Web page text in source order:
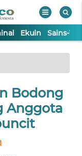
Ekuin Sains-
Bodong
Anggota